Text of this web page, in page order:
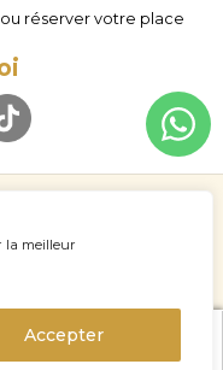
la meilleur
Accepter
réserver votre place
search